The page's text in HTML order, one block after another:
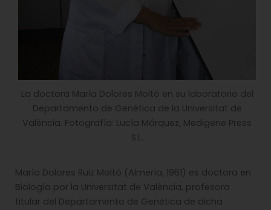
La doctora María Dolores Moltó en su laboratorio del
Departamento de Genética de la Universitat de
València. Fotografía: Lucía Márquez, Medigene Press
S.L.
María Dolores Ruiz Moltó (Almería, 1961) es doctora en
Biología por la Universitat de València, profesora
titular del Departamento de Genética de dicha